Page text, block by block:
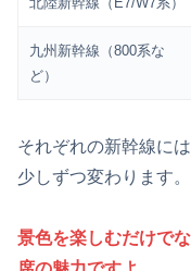
九州新幹線（800系な
ど）
それぞれの新幹線に
少しずつ変わります。
景色を楽しむだけで